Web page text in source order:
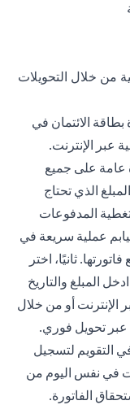
من خلال التحويلات
الائتمان في
عبر الإنترنت.
عامة على جميع
الذي تحتاج
المدفوعات
عملية سريعة في
ثانيًا، اختر
المبلغ والتاريخ
الإنترنت أو من خلال
تحويل فوري.
التقويم لتسجيل
في نفس اليوم من
الفاتورة.